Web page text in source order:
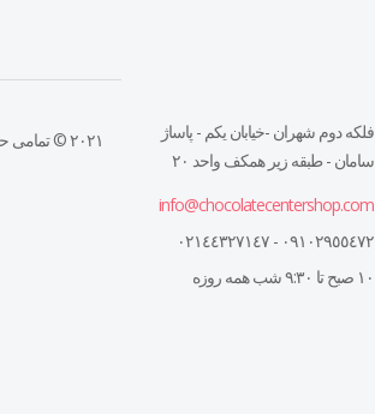
فلكه دوم شهران -خيابان يكم - پاساژ
سامان - طبقه زير همكف واحد ٢٠
info@chocolatecentershop.com
٠٩١٠٢٩٥٥٤٧٢ - ٠٢١٤٤٣٢٧١٤٧
١٠ صبح تا ٩:٣٠ شب همه روزه
۲۰۲۱ © تمامی حقوق این سایت برای شکلات سنتر محفوظ است